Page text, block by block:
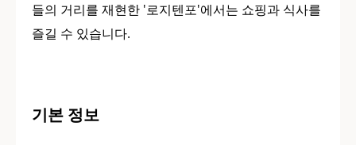
들의 거리를 재현한 '로지텐포'에서는 쇼핑과 식사를
즐길 수 있습니다.
기본 정보